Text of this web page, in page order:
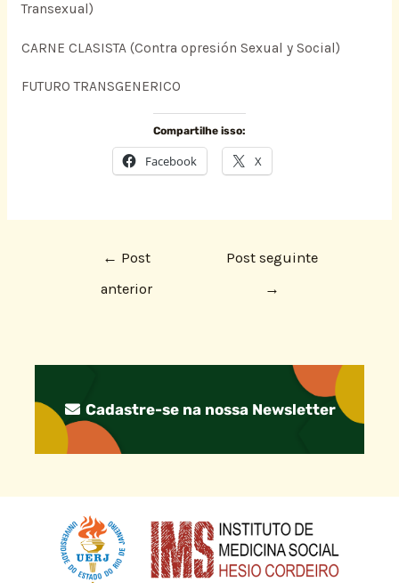
Transexual)
CARNE CLASISTA (Contra opresión Sexual y Social)
FUTURO TRANSGENERICO
Compartilhe isso:
Facebook X
← Post
anterior
Post seguinte
→
Cadastre-se na nossa Newsletter